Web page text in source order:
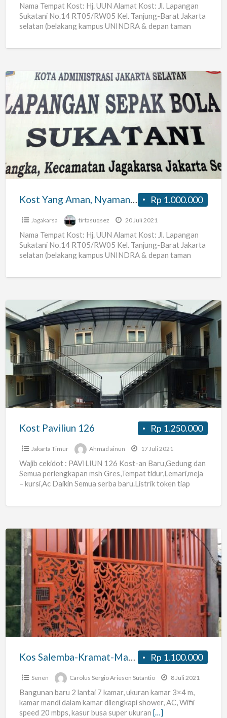
Nama Tempat Kost: Hj. UUN Alamat Kost: Jl. Lapangan
Sukatani No.14 RT05/RW05 Kel. Tanjung-Barat Jakarta
selatan (belakang kampus UNINDRA & depan taman
Kost
Yang
Nyaman,
Strategis
tanjug
Rp 1.000.000
Jagakarsa tirtasuqsez 20 Juli 2021
Nama Tempat Kost: Hj. UUN Alamat Kost: Jl. Lapangan
Sukatani No.14 RT05/RW05 Kel. Tanjung-Barat Jakarta
selatan (belakang kampus UNINDRA & depan taman
Kost
Paviliun
126
Rp 1.250.000
Kost Paviliun 126
Jakarta Timur Ahmad ainun 17 Juli 2021
Wajib cekidot : PAVILIUN 126 Kost-an Baru,Gedung dan
Semua perlengkapan msh Gres,Tempat tidur,Lemari,meja
– kursi,Ac Daikin Semua serba baru.Listrik token tiap
Kos
Salemba-
Kramat-
Matraman-
Cikini
Rp 1.100.000
Kos Salemba-Kramat-Matraman-Cikini
Senen Carolus Sergio Arieson Sutantio 8 Juli 2021
Bangunan baru 2 lantai 7 kamar, ukuran kamar 3×4 m,
kamar mandi dalam kamar dilengkapi shower, AC, Wifii
speed 20 mbps, kasur busa super ukuran […]